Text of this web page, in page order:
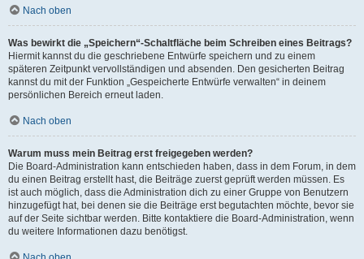
Nach oben
Was bewirkt die „Speichern“-Schaltfläche beim Schreiben eines Beitrags?
Hiermit kannst du die geschriebene Entwürfe speichern und zu einem
späteren Zeitpunkt vervollständigen und absenden. Den gesicherten Beitrag
kannst du mit der Funktion „Gespeicherte Entwürfe verwalten“ in deinem
persönlichen Bereich erneut laden.
Nach oben
Warum muss mein Beitrag erst freigegeben werden?
Die Board-Administration kann entschieden haben, dass in dem Forum, in dem
du einen Beitrag erstellt hast, die Beiträge zuerst geprüft werden müssen. Es
ist auch möglich, dass die Administration dich zu einer Gruppe von Benutzern
hinzugefügt hat, bei denen sie die Beiträge erst begutachten möchte, bevor sie
auf der Seite sichtbar werden. Bitte kontaktiere die Board-Administration, wenn
du weitere Informationen dazu benötigst.